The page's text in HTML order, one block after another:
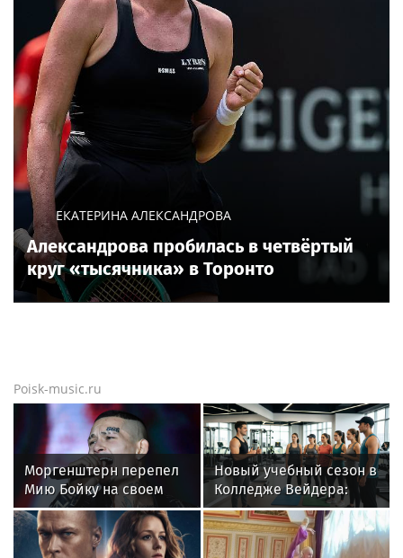
Энергия для новостроек: «Россети
Новосибирск» обеспечили почти 12 МВт
мощности для новых жилых кварталов
Новости тенниса